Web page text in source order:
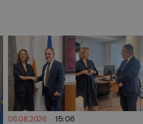
06.08.2026 15:06